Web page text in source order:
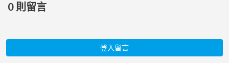
0 則留言
登入留言